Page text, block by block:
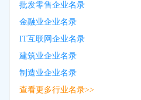
批发零售企业名录
金融业企业名录
IT互联网企业名录
建筑业企业名录
制造业企业名录
查看更多行业名录>>